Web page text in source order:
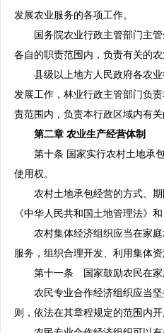
发展农业服务的各项工作。
国务院农业行政主管部门主管
各自的职责范围内，负责有关的农
县级以上地方人民政府各农业
发展工作，林业行政主管部门负
责范围内，负责本行政区域内有
第二章 农业生产经营体制
第十条 国家实行农村土地承包
使用权。
农村土地承包经营的方式、期
《中华人民共和国土地管理法》
农村集体经济组织应当在家庭
服务，组织合理开发、利用集体资
第十一条 国家鼓励农民在家庭
农民专业合作经济组织应当坚
则，依法在其章程规定的范围内